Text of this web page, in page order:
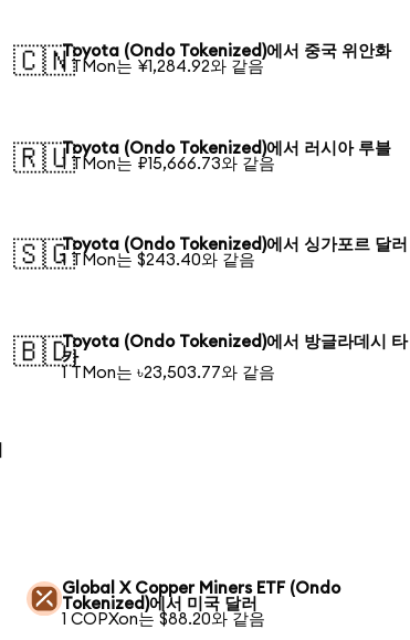
🇨🇳Toyota (Ondo Tokenized)에서 중국 위안화
1 TMon는 ¥1,284.92와 같음
🇷🇺Toyota (Ondo Tokenized)에서 러시아 루블
1 TMon는 ₽15,666.73와 같음
🇸🇬Toyota (Ondo Tokenized)에서 싱가포르 달러
1 TMon는 $243.40와 같음
🇧🇩Toyota (Ondo Tokenized)에서 방글라데시 타
카
1 TMon는 ৳23,503.77와 같음
Global X Copper Miners ETF (Ondo
Tokenized)에서 미국 달러
1 COPXon는 $88.20와 같음